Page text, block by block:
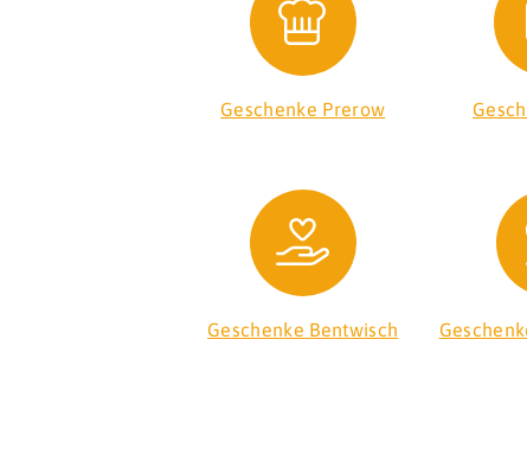
Geschenke Prerow
Geschenke Bentwisch